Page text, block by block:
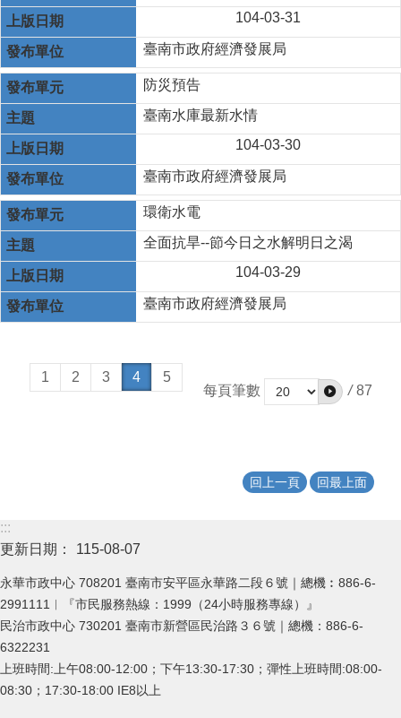
104-03-31
臺南市政府經濟發展局
防災預告
臺南水庫最新水情
104-03-30
臺南市政府經濟發展局
環衛水電
全面抗旱--節今日之水解明日之渴
104-03-29
臺南市政府經濟發展局
1 2 3 4
5
每頁筆數
/ 87
回上一頁 回最上面
:::
更新日期：
115-08-07
永華市政中心 708201 臺南市安平區永華路二段６號｜總機︰886-6-
2991111︱『市民服務熱線：1999（24小時服務專線）』
民治市政中心 730201 臺南市新營區民治路３６號｜總機：886-6-
6322231
上班時間:上午08:00-12:00；下午13:30-17:30；彈性上班時間:08:00-
08:30；17:30-18:00 IE8以上